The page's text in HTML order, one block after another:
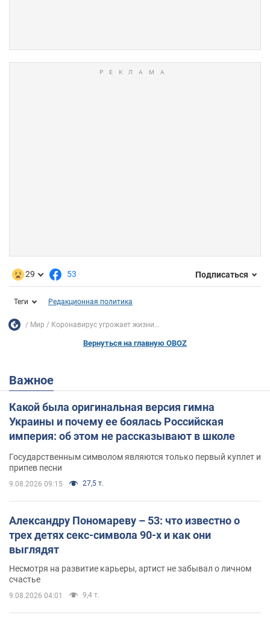
29 53 Подписаться
Теги Редакционная политика
Мир Коронавирус угрожает жизни...
Вернуться на главную OBOZ
Важное
Какой была оригинальная версия гимна
Украины и почему ее боялась Российская
империя: об этом не рассказывают в школе
Государственным символом являются только первый куплет и
припев песни
9.08.2026 09:15 27,5 т.
Александру Пономареву – 53: что известно о
трех детях секс-символа 90-х и как они
выглядят
Несмотря на развитие карьеры, артист не забывал о личном
счастье
9.08.2026 04:01 9,4 т.